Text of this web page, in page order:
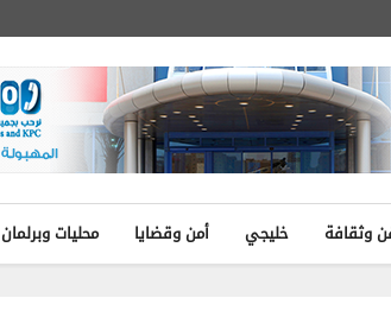
محليات وبرلمان أمن وقضايا خليجي وثقافة